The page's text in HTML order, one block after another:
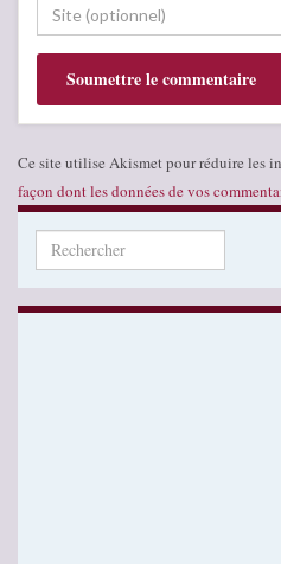
Ce site utilise Akismet pour réduire les
façon dont les données de vos
Search for: